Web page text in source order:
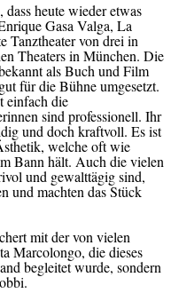
heute wieder etwas
Gasa Valga, La
Tanztheater von drei in
Theaters in München. Die
als Buch und Film
für die Bühne umgesetzt.
einfach die
sind professionell. Ihr
und doch kraftvoll. Es ist
welche oft wie
Bann hält. Auch die vielen
und gewalttägig sind,
und machten das Stück
mit der von vielen
Marcolongo, die dieses
begleitet wurde, sondern